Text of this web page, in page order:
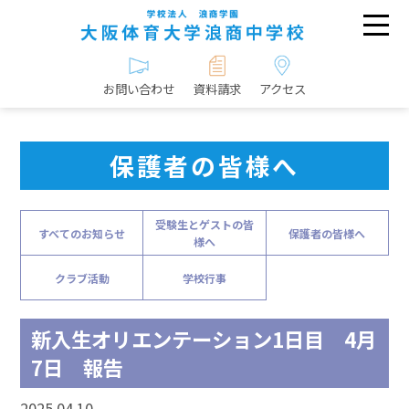
お問い合わせ 資料請求 アクセス
保護者の皆様へ
すべてのお知らせ
受験生とゲストの皆
様へ
保護者の皆様へ
クラブ活動 学校行事
新入生オリエンテーション1日目 4月
7日 報告